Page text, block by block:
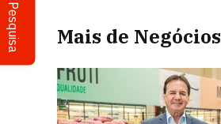
Pesquisa
Mais de Negócios